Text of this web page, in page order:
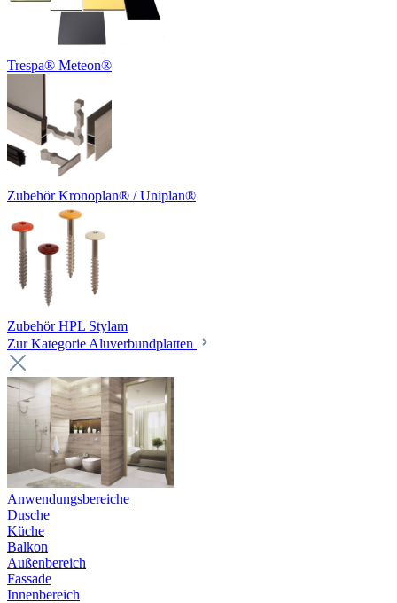
Trespa® Meteon®
Zubehör Kronoplan® / Uniplan®
Zubehör HPL Stylam
Zur Kategorie Aluverbundplatten
Anwendungsbereiche
Dusche
Küche
Balkon
Außenbereich
Fassade
Innenbereich